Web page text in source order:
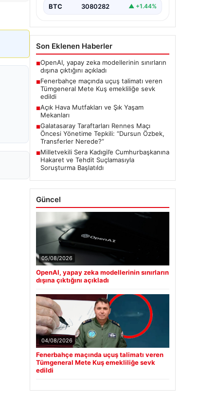
BTC 3080282 ▲ +1.44%
Son Eklenen Haberler
■OpenAI, yapay zeka modellerinin sınırların
dışına çıktığını açıkladı
■Fenerbahçe maçında uçuş talimatı veren
Tümgeneral Mete Kuş emekliliğe sevk
edildi
■Açık Hava Mutfakları ve Şık Yaşam
Mekanları
■Galatasaray Taraftarları Rennes Maçı
Öncesi Yönetime Tepkili: “Dursun Özbek,
Transferler Nerede?”
■Milletvekili Sera Kadıgil’e Cumhurbaşkanına
Hakaret ve Tehdit Suçlamasıyla
Soruşturma Başlatıldı
Güncel
05/08/2026
OpenAI, yapay zeka modellerinin sınırların
dışına çıktığını açıkladı
04/08/2026
Fenerbahçe maçında uçuş talimatı veren
Tümgeneral Mete Kuş emekliliğe sevk
edildi